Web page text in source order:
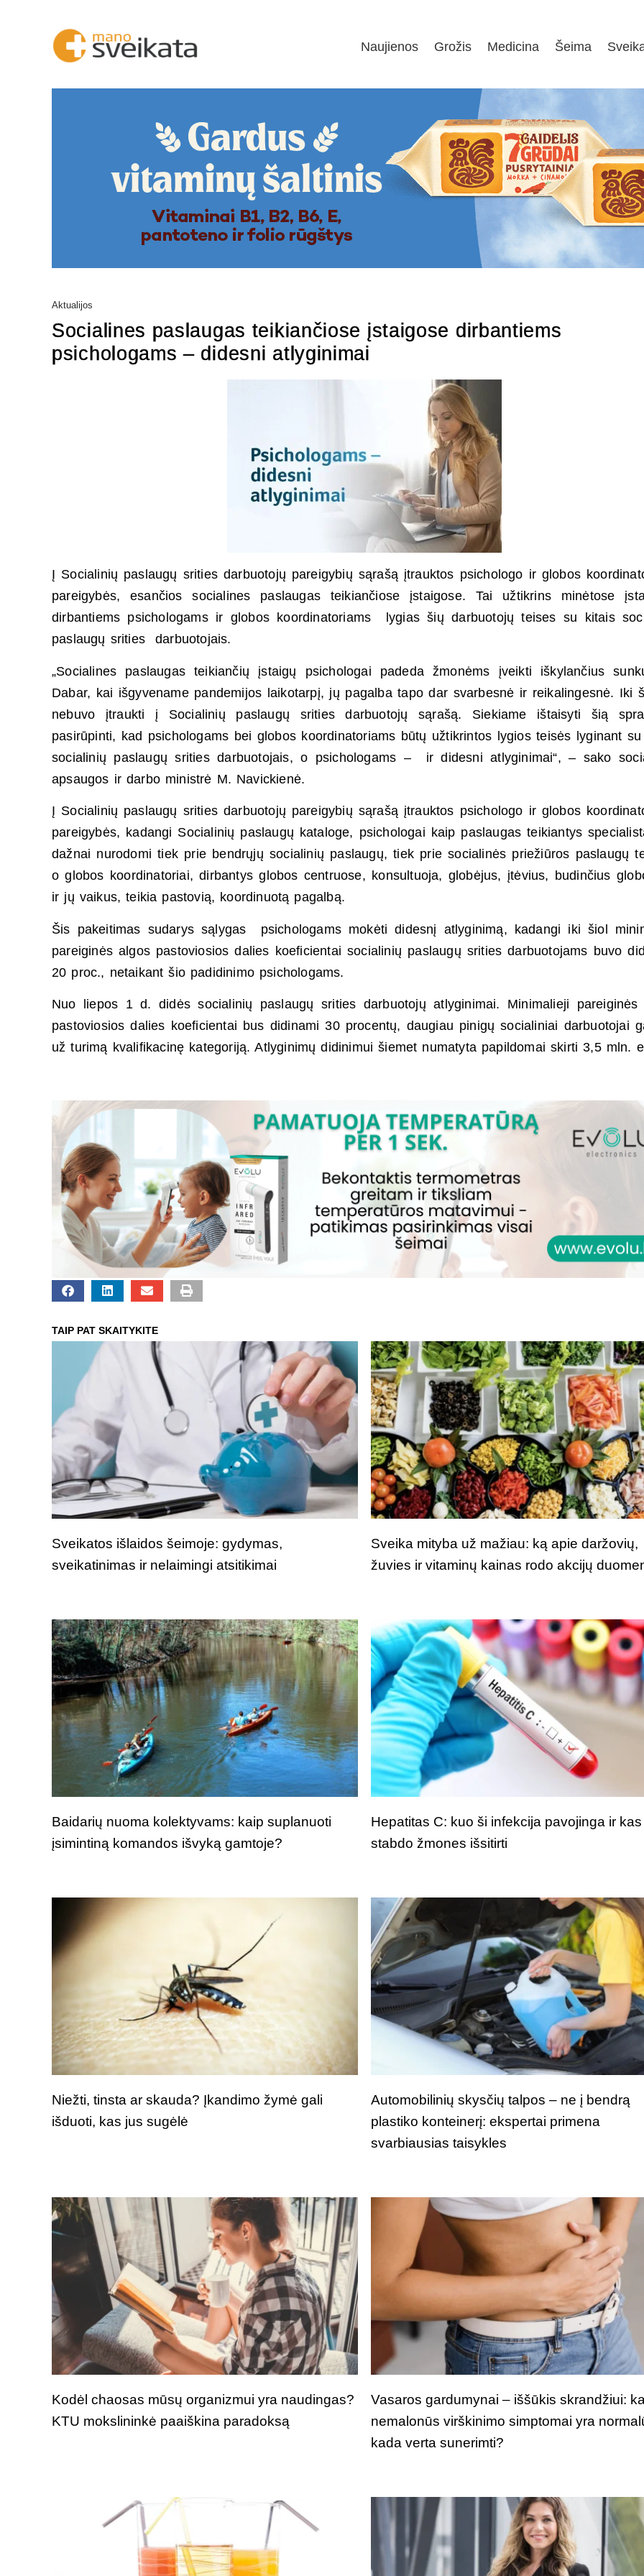
Naujienos Grožis Medicina Šeima
Aktualijos
Socialines paslaugas teikiančiose įstaigose dirbantiems
psichologams – didesni atlyginimai
Į Socialinių paslaugų srities darbuotojų pareigybių sąrašą įtrauktos psichologo ir globos
pareigybės, esančios socialines paslaugas teikiančiose įstaigose. Tai užtikrins minėtose
dirbantiems psichologams ir globos koordinatoriams lygias šių darbuotojų teises su kitais
paslaugų srities darbuotojais.
„Socialines paslaugas teikiančių įstaigų psichologai padeda žmonėms įveikti iškylančius
Dabar, kai išgyvename pandemijos laikotarpį, jų pagalba tapo dar svarbesnė ir reikalingesnė. Iki
nebuvo įtraukti į Socialinių paslaugų srities darbuotojų sąrašą. Siekiame ištaisyti šią
pasirūpinti, kad psichologams bei globos koordinatoriams būtų užtikrintos lygios teisės lyginant
socialinių paslaugų srities darbuotojais, o psichologams – ir didesni atlyginimai“, – sako
apsaugos ir darbo ministrė M. Navickienė.
Į Socialinių paslaugų srities darbuotojų pareigybių sąrašą įtrauktos psichologo ir globos
pareigybės, kadangi Socialinių paslaugų kataloge, psichologai kaip paslaugas teikiantys
dažnai nurodomi tiek prie bendrųjų socialinių paslaugų, tiek prie socialinės priežiūros paslaugų
o globos koordinatoriai, dirbantys globos centruose, konsultuoja, globėjus, įtėvius, budinčius
ir jų vaikus, teikia pastovią, koordinuotą pagalbą.
Šis pakeitimas sudarys sąlygas psichologams mokėti didesnį atlyginimą, kadangi iki šiol
pareiginės algos pastoviosios dalies koeficientai socialinių paslaugų srities darbuotojams buvo
20 proc., netaikant šio padidinimo psichologams.
Nuo liepos 1 d. didės socialinių paslaugų srities darbuotojų atlyginimai. Minimalieji pareiginės
pastoviosios dalies koeficientai bus didinami 30 procentų, daugiau pinigų socialiniai darbuotojai
už turimą kvalifikacinę kategoriją. Atlyginimų didinimui šiemet numatyta papildomai skirti 3,5 mln.
TAIP PAT SKAITYKITE
Sveikatos išlaidos šeimoje: gydymas,
sveikatinimas ir nelaimingi atsitikimai
Sveika mityba už mažiau: ką apie daržovių,
žuvies ir vitaminų kainas rodo akcijų
Baidarių nuoma kolektyvams: kaip suplanuoti
įsimintiną komandos išvyką gamtoje?
Hepatitas C: kuo ši infekcija pavojinga ir kas
stabdo žmones išsitirti
Niežti, tinsta ar skauda? Įkandimo žymė gali
išduoti, kas jus sugėlė
Automobilinių skysčių talpos – ne į bendrą
plastiko konteinerį: ekspertai primena
svarbiausias taisykles
Kodėl chaosas mūsų organizmui yra naudingas?
KTU mokslininkė paaiškina paradoksą
Vasaros gardumynai – iššūkis skrandžiui:
nemalonūs virškinimo simptomai yra
kada verta sunerimti?